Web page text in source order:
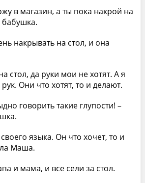
в магазин, а ты пока накрой на
бабушка.
накрывать на стол, и она
стол, да руки мои не хотят. А я
Они что хотят, то и делают.
говорить такие глупости! –
языка. Он что хочет, то и
Маша.
и мама, и все сели за стол.